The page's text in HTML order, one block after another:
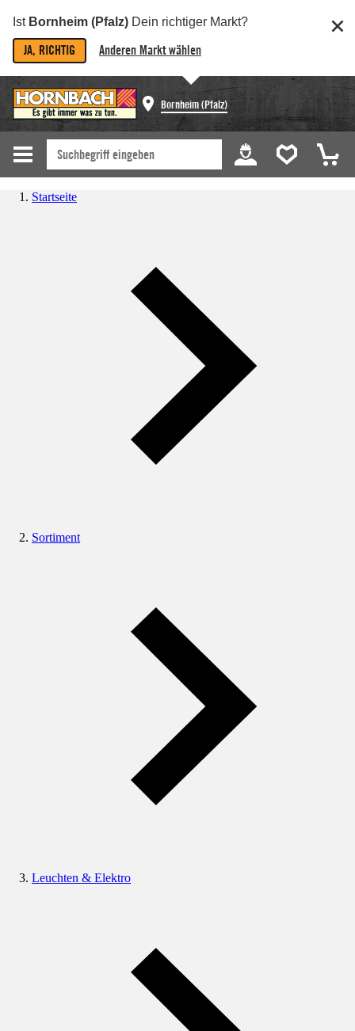
Ist Bornheim (Pfalz) Dein richtiger Markt?
JA, RICHTIG Anderen Markt wählen
Bornheim (Pfalz)
Startseite
Sortiment
Leuchten & Elektro